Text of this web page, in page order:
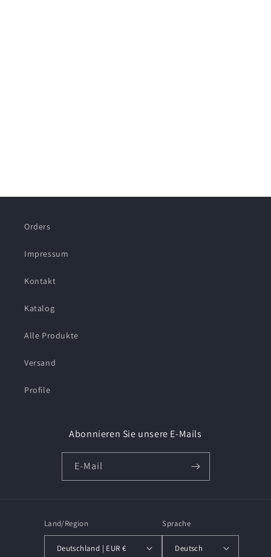
Orders
Impressum
Kontakt
Katalog
Alle Produkte
Versand
Profile
Abonnieren Sie unsere E-Mails
E-Mail
Land/Region
Deutschland | EUR €
Sprache
Deutsch